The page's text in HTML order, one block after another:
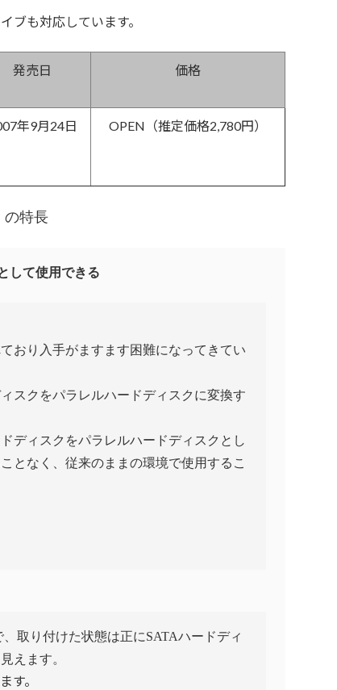
ブも対応しています。
発売日 価格
年9月24日 OPEN（推定価格2,780円）
の特長
して使用できる
おり入手がますます困難になってきてい
スクをパラレルハードディスクに変換す
ディスクをパラレルハードディスクとし
となく、従来のままの環境で使用するこ
取り付けた状態は正にSATAハードディ
えます。
す。